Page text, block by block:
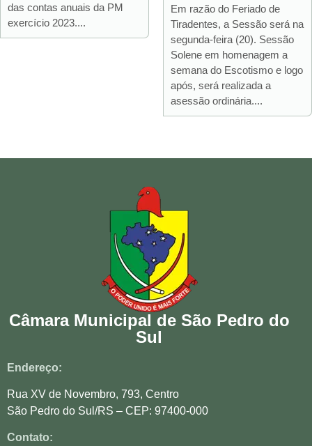
das contas anuais da PM
exercício 2023....
Em razão do Feriado de
Tiradentes, a Sessão será na
segunda-feira (20). Sessão
Solene em homenagem a
semana do Escotismo e logo
após, será realizada a
asessão ordinária....
Câmara Municipal de São Pedro do
Sul
Endereço:
Rua XV de Novembro, 793, Centro
São Pedro do Sul/RS – CEP: 97400-000
Contato: